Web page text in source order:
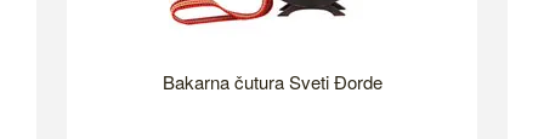
Bakarna čutura Sveti Đorde